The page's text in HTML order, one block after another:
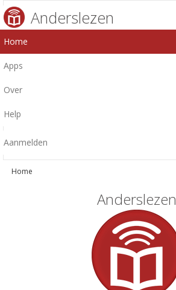
Anderslezen
Home
Apps
Over
Help
Aanmelden
Home
Anderslezen